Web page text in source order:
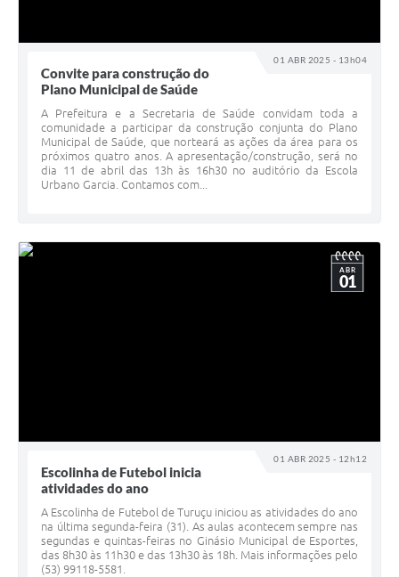
01 ABR 2025 - 13h04
Convite para construção do
Plano Municipal de Saúde
A Prefeitura e a Secretaria de Saúde convidam toda a
comunidade a participar da construção conjunta do Plano
Municipal de Saúde, que norteará as ações da área para os
próximos quatro anos. A apresentação/construção, será no
dia 11 de abril das 13h às 16h30 no auditório da Escola
Urbano Garcia. Contamos com...
01 ABR 2025 - 12h12
ABR
01
Escolinha de Futebol inicia
atividades do ano
A Escolinha de Futebol de Turuçu iniciou as atividades do ano
na última segunda-feira (31). As aulas acontecem sempre nas
segundas e quintas-feiras no Ginásio Municipal de Esportes,
das 8h30 às 11h30 e das 13h30 às 18h. Mais informações pelo
(53) 99118-5581.